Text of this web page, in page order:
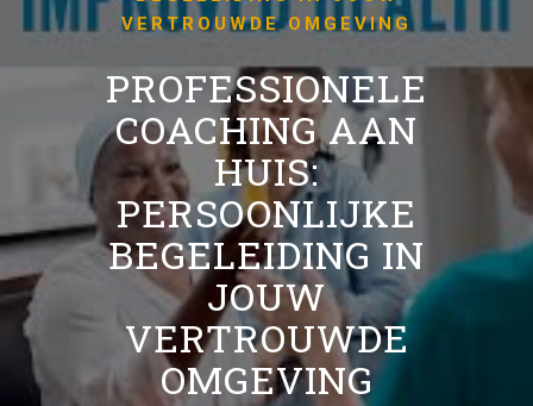
VERTROUWDE OMGEVING
PROFESSIONELE
COACHING AAN
HUIS:
PERSOONLIJKE
BEGELEIDING IN
JOUW
VERTROUWDE
OMGEVING